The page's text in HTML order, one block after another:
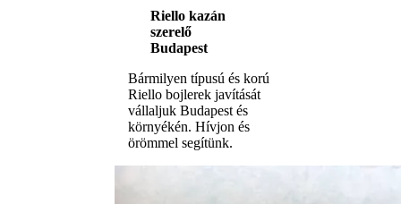
Riello kazán
szerelő
Budapest
Bármilyen típusú és korú
Riello bojlerek javítását
vállaljuk Budapest és
környékén. Hívjon és
örömmel segítünk.